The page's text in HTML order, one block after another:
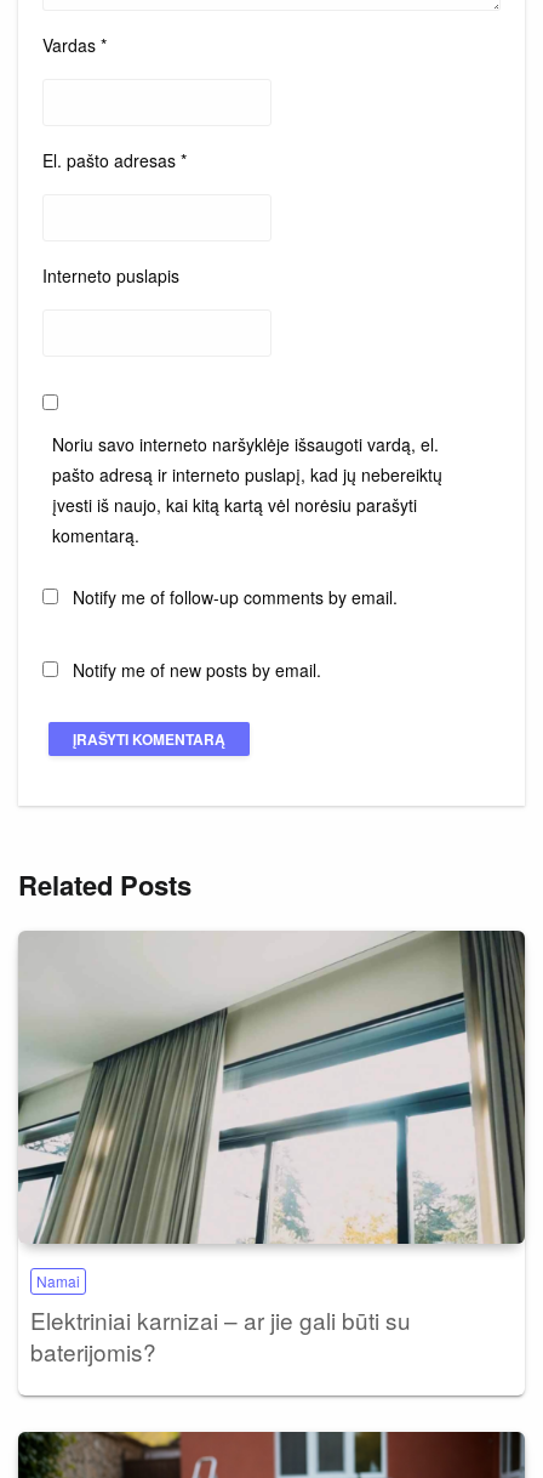
Vardas *
El. pašto adresas *
Interneto puslapis
Noriu savo interneto naršyklėje išsaugoti vardą, el.
pašto adresą ir interneto puslapį, kad jų nebereiktų
įvesti iš naujo, kai kitą kartą vėl norėsiu parašyti
komentarą.
Notify me of follow-up comments by email.
Notify me of new posts by email.
Related Posts
Namai
Elektriniai karnizai – ar jie gali būti su
baterijomis?